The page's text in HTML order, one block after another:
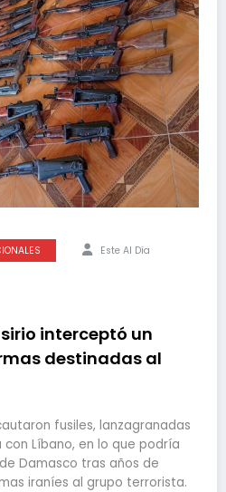
Este Al Día
interceptó un
destinadas al
fusiles, lanzagranadas
Líbano, en lo que podría
Damasco tras años de
iraníes al grupo terrorista.